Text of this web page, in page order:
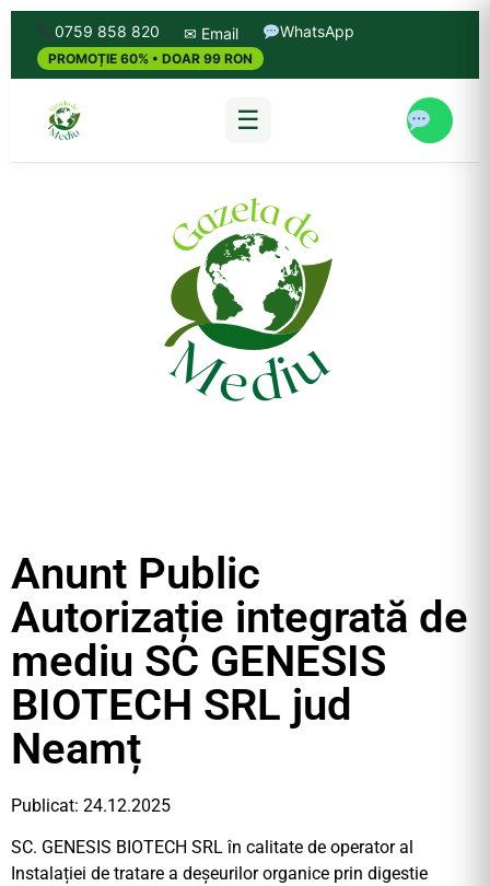
0759 858 820 ✉ Email WhatsApp
PROMOȚIE 60% • DOAR 99 RON
☰
Anunt Public
Autorizație integrată de
mediu SC GENESIS
BIOTECH SRL jud
Neamț
Publicat: 24.12.2025
SC. GENESIS BIOTECH SRL în calitate de operator al
Instalației de tratare a deșeurilor organice prin digestie